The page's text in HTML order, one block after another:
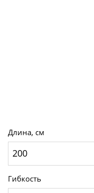
Длина, см
200
Гибкость